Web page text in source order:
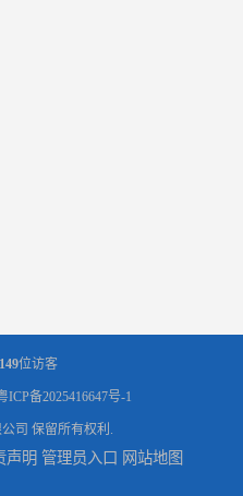
位访客
ICP备2025416647号-1
司 保留所有权利.
声明 管理员入口 网站地图